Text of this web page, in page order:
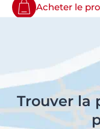
Acheter le
Trouver la